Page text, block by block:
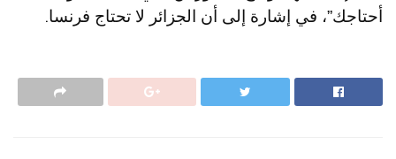
أحتاجك”، في إشارة إلى أن الجزائر لا تحتاج فرنسا.